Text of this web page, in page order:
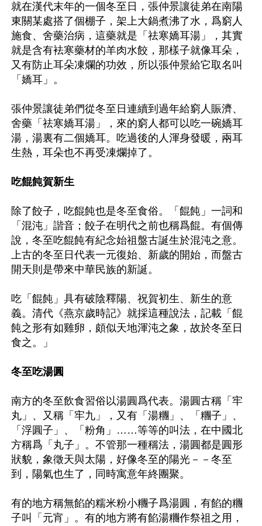
就在漢代末年的一個冬至日，張仲景讓徒弟在南陽
東關某處搭了個棚子，架上大鍋煮沸了水，爲窮人
施食、舍藥治病，這藥就是「祛寒嬌耳湯」，其實
就是含有袪寒藥材的羊肉水餃，那樣子就像耳朵，
又有防止耳朵凍爛的功效，所以張仲景給它取名叫
「嬌耳」。
張仲景讓徒弟們從冬至日連續到過年給窮人賑濟、
舍藥「祛寒嬌耳湯」，來的窮人都可以吃一碗嬌耳
湯，湯裏有二個嬌耳。吃過後的人渾身發暖，兩耳
生熱，耳朵也不再受凍爛掉了。
吃餛飩賀新生
除了餃子，吃餛飩也是冬至食俗。「餛飩」一詞和
「混沌」諧音；餃子在明代之前也稱爲餛。有個傳
說，冬至吃餛飩有紀念始祖盤古誕生於混沌之意。
上古的冬至日代表一元復始、新歲的開始，而盤古
開天則是帶來中華民族的新誕。
吃「餛飩」具有破陰釋陽、祝賀初生、新生的意
義。清代《燕京歲時記》就採這種說法，記載「餛
飩之形有如雞卵，頗似天地渾沌之象，故於冬至日
食之。」
冬至吃湯圓
南方的冬至飲食習俗以湯圓爲代表。湯圓古稱「牢
丸」、又稱「牢九」，又有「湯糰」、「糰子」、
「浮圓子」、「粉角」……等等的叫法，在中國北
方稱爲「丸子」。不管那一種稱法，湯圓都是圓形
狀貌，象徵天與太陽，好像冬至的陽光－－冬至
到，陽氣也生了，同時寓意年終團聚。
有的地方稱無餡的糯米粉小糰子爲湯圓，有餡的糰
子叫「元宵」。有的地方將有餡湯糰作祭祖之用，